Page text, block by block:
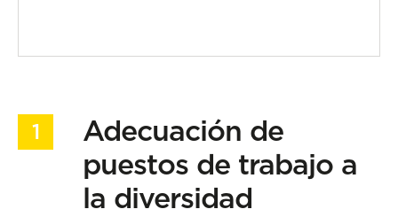
Adecuación de
puestos de trabajo a
la diversidad